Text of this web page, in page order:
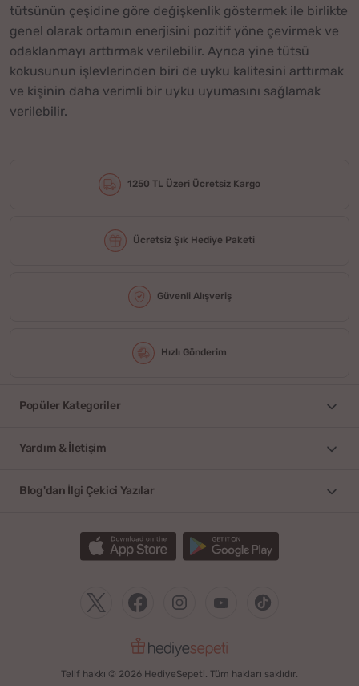
tütsünün çeşidine göre değişkenlik göstermek ile birlikte
genel olarak ortamın enerjisini pozitif yöne çevirmek ve
odaklanmayı arttırmak verilebilir. Ayrıca yine tütsü
kokusunun işlevlerinden biri de uyku kalitesini arttırmak
ve kişinin daha verimli bir uyku uyumasını sağlamak
verilebilir.
1250 TL Üzeri Ücretsiz Kargo
Ücretsiz Şık Hediye Paketi
Güvenli Alışveriş
Hızlı Gönderim
Popüler Kategoriler
Yardım & İletişim
Blog'dan İlgi Çekici Yazılar
Telif hakkı © 2026 HediyeSepeti. Tüm hakları saklıdır.